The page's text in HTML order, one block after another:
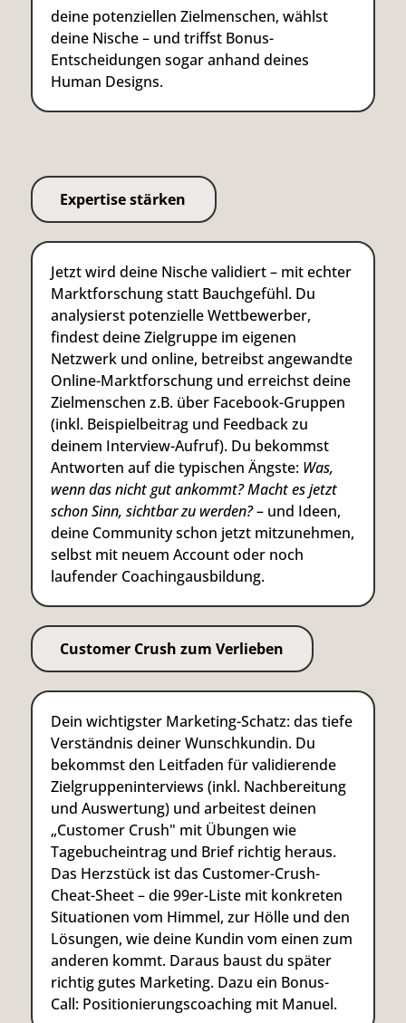
deine potenziellen Zielmenschen, wählst
deine Nische – und triffst Bonus-
Entscheidungen sogar anhand deines
Human Designs.
Expertise stärken
Jetzt wird deine Nische validiert – mit echter
Marktforschung statt Bauchgefühl. Du
analysierst potenzielle Wettbewerber,
findest deine Zielgruppe im eigenen
Netzwerk und online, betreibst angewandte
Online-Marktforschung und erreichst deine
Zielmenschen z.B. über Facebook-Gruppen
(inkl. Beispielbeitrag und Feedback zu
deinem Interview-Aufruf). Du bekommst
Antworten auf die typischen Ängste: Was,
wenn das nicht gut ankommt? Macht es jetzt
schon Sinn, sichtbar zu werden?– und Ideen,
deine Community schon jetzt mitzunehmen,
selbst mit neuem Account oder noch
laufender Coachingausbildung.
Customer Crush zum Verlieben
Dein wichtigster Marketing-Schatz: das tiefe
Verständnis deiner Wunschkundin. Du
bekommst den Leitfaden für validierende
Zielgruppeninterviews (inkl. Nachbereitung
und Auswertung) und arbeitest deinen
„Customer Crush" mit Übungen wie
Tagebucheintrag und Brief richtig heraus.
Das Herzstück ist das Customer-Crush-
Cheat-Sheet – die 99er-Liste mit konkreten
Situationen vom Himmel, zur Hölle und den
Lösungen, wie deine Kundin vom einen zum
anderen kommt. Daraus baust du später
richtig gutes Marketing. Dazu ein Bonus-
Call: Positionierungscoaching mit Manuel.